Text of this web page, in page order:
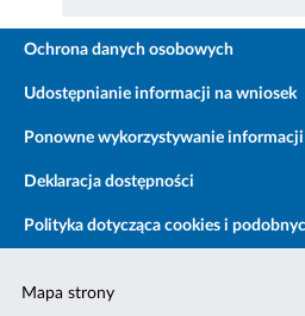
Ochrona danych osobowych
Udostępnianie informacji na wniosek
Ponowne wykorzystywanie
Deklaracja dostępności
Polityka dotycząca cookies i
Mapa strony